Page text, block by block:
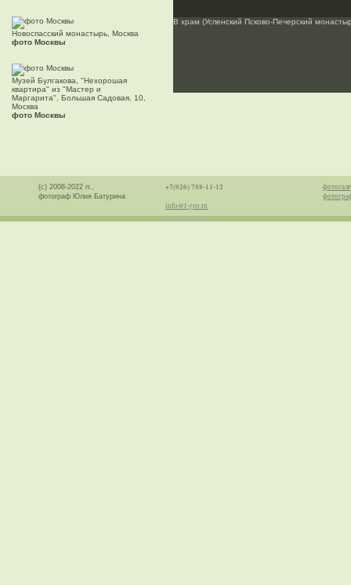
Новоспасский монастырь, Москва
фото Москвы
Музей Булгакова, "Нехорошая
квартира" из "Мастер и
Маргарита", Большая Садовая, 10,
Москва
фото Москвы
В храм (Успенский Псково-Печерский
(с) 2008-2022 гг.,
фотограф Юлия Батурина
+7(926) 788-11-12
info@f-geo.ru